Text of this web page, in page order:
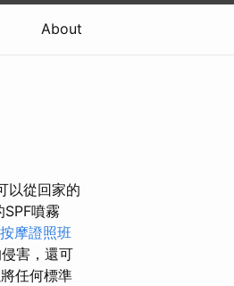
About
以從回家的
噴霧
按摩證照班
害，還可
任何標準